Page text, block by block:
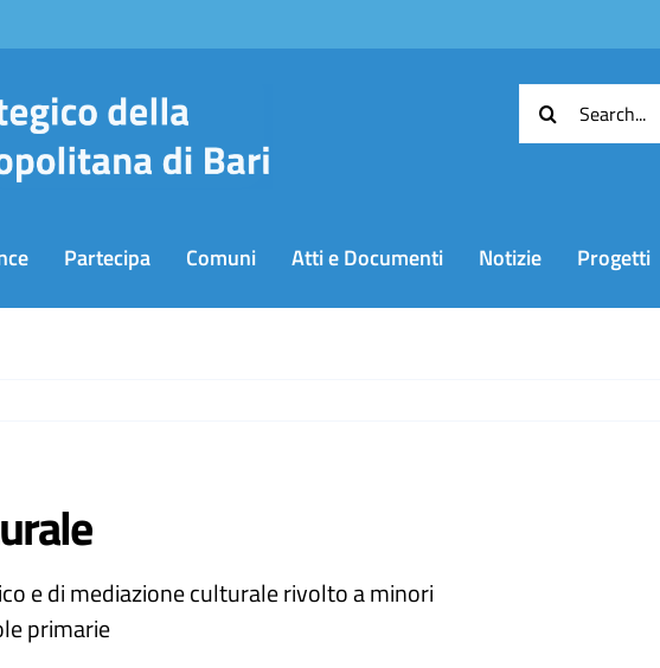
Cerca
per:
Partecipa Comuni Atti e Documenti Notizie Progetti
e di mediazione culturale rivolto a minori
primarie